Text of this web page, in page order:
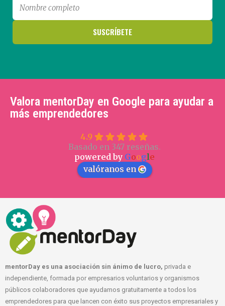
Valora mentorDay en Google para ayudar a
más emprendedores
4.9
Basado en 347 reseñas.
powered by Google
valóranos en
mentorDay es una asociación sin ánimo de lucro, privada e
independiente, formada por empresarios voluntarios y organismos
públicos colaboradores que ayudamos gratuitamente a todos los
emprendedores para que lancen con éxito sus proyectos empresariales y